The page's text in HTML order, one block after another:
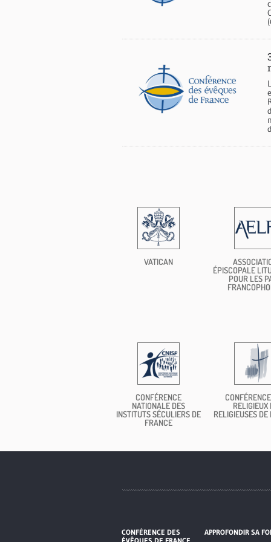
VATICAN
ÉPISCOPALE
POUR LES
CONFÉRENCE
NATIONALE DES
INSTITUTS SÉCULIERS DE
FRANCE
RELIGIEUX
RELIGIEUSES DE
CONFÉRENCE DES
APPROFONDIR SA FOI